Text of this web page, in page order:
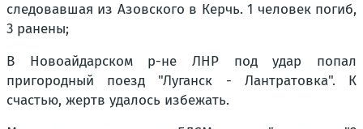
следовавшая из Азовского в Керчь. 1 человек погиб,
3 ранены;
В Новоайдарском р-не ЛНР под удар попал
пригородный поезд "Луганск - Лантратовка". К
счастью, жертв удалось избежать.